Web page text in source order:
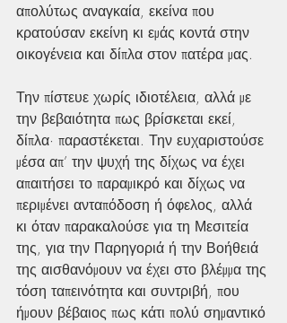
απολύτως αναγκαία, εκείνα που
κρατούσαν εκείνη κι εμάς κοντά στην
οικογένεια και δίπλα στον πατέρα μας.
Την πίστευε χωρίς ιδιοτέλεια, αλλά με
την βεβαιότητα πως βρίσκεται εκεί,
δίπλα· παραστέκεται. Την ευχαριστούσε
μέσα απ’ την ψυχή της δίχως να έχει
απαιτήσει το παραμικρό και δίχως να
περιμένει ανταπόδοση ή όφελος, αλλά
κι όταν παρακαλούσε για τη Μεσιτεία
της, για την Παρηγοριά ή την Βοήθειά
της αισθανόμουν να έχει στο βλέμμα της
τόση ταπεινότητα και συντριβή, που
ήμουν βέβαιος πως κάτι πολύ σημαντικό